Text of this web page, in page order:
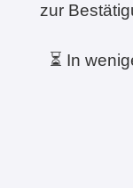
zur
⏳ In